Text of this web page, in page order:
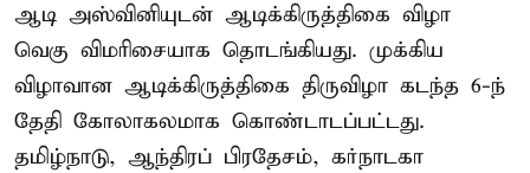
ஆடி அஸ்வினியுடன் ஆடிக்கிருத்திகை விழா
வெகு விமரிசையாக தொடங்கியது. முக்கிய
விழாவான ஆடிக்கிருத்திகை திருவிழா கடந்த 6-ந்
தேதி கோலாகலமாக கொண்டாடப்பட்டது.
தமிழ்நாடு, ஆந்திரப் பிரதேசம், கர்நாடகா